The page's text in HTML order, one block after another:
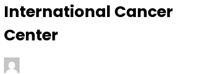
International Cancer
Center